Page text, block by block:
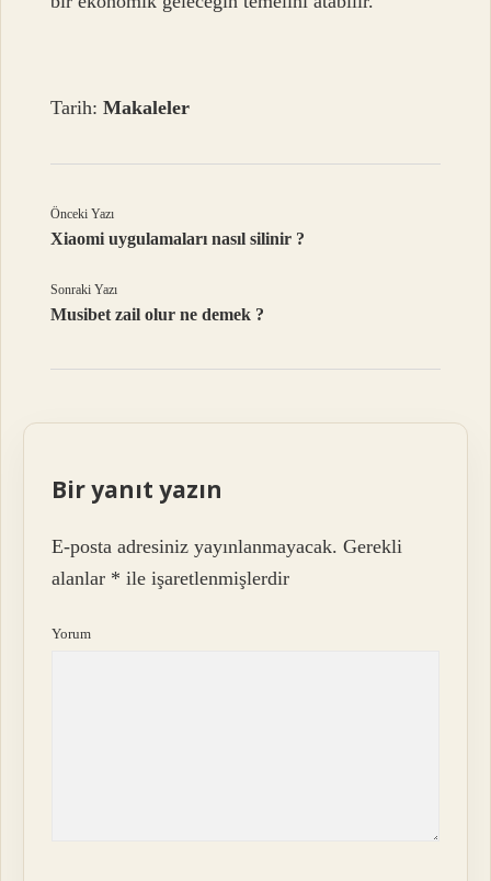
Tarih:Makaleler
Önceki Yazı
Xiaomi uygulamaları nasıl silinir ?
Sonraki Yazı
Musibet zail olur ne demek ?
Bir yanıt yazın
E-posta adresiniz yayınlanmayacak. Gerekli
alanlar * ile işaretlenmişlerdir
Yorum